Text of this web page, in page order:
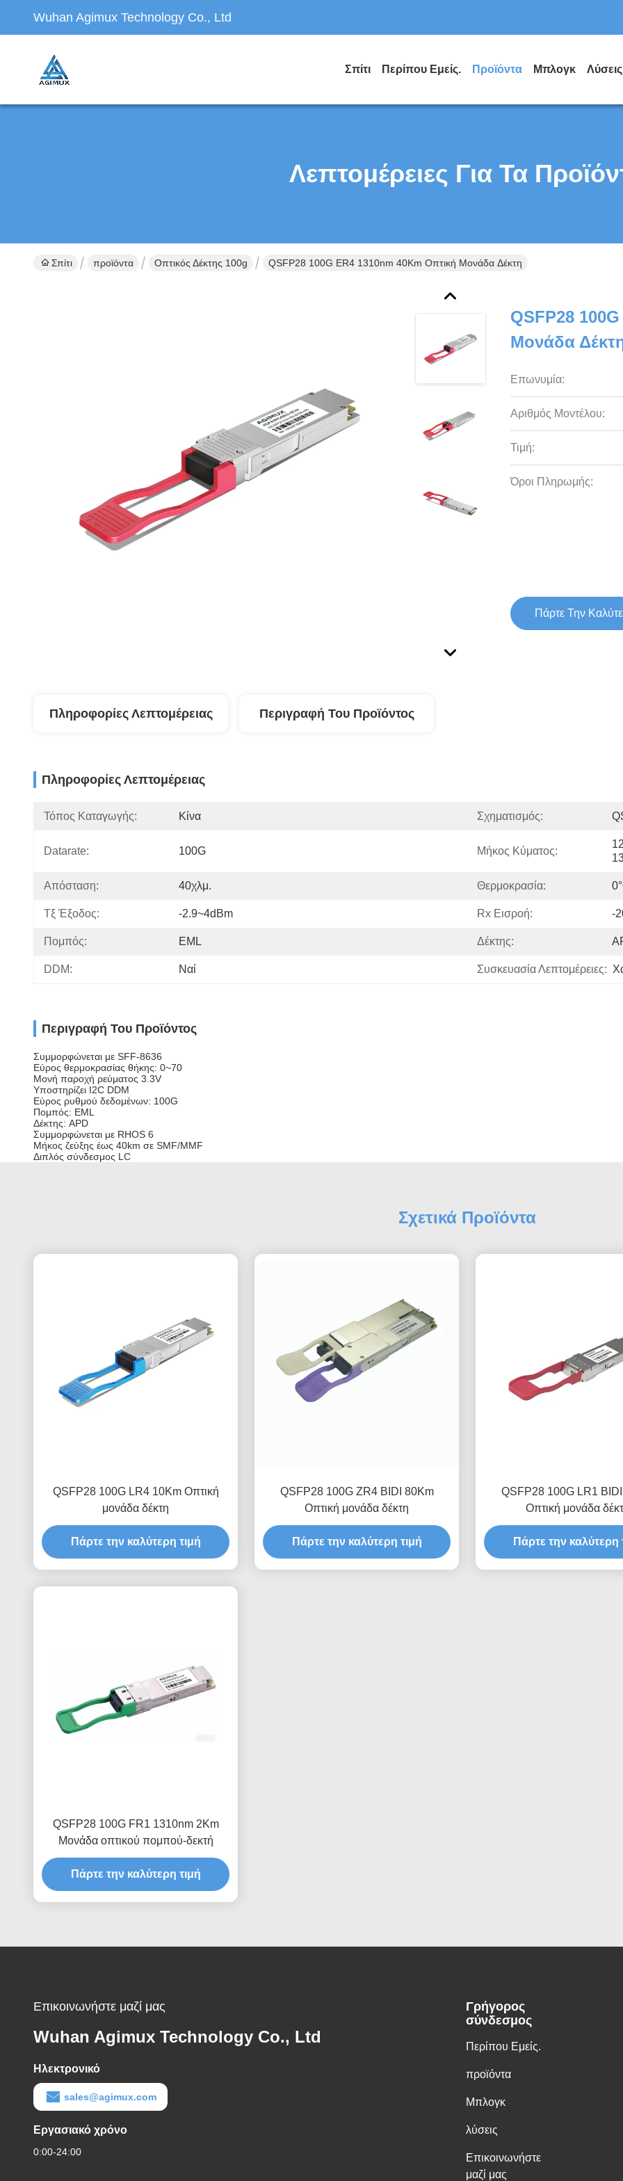
Wuhan Agimux Technology Co., Ltd
Σπίτι Περίπου Εμείς. Προϊόντα Μπλογκ Λύσεις
Λεπτομέρειες Για Τα
Σπίτι προϊόντα Οπτικός Δέκτης 100g QSFP28 100G ER4 1310nm 40Km Οπτική Μονάδα Δέκτη
QSFP28
Μονάδα
Επωνυμία:
Αριθμός Μοντέλου:
Τιμή:
Όροι Πληρωμής:
Πάρτε Την
Πληροφορίες Λεπτομέρειας Περιγραφή Του Προϊόντος
Πληροφορίες Λεπτομέρειας
Τόπος Καταγωγής: Κίνα Σχηματισμός:
Datarate: 100G Μήκος Κύματος:
Απόσταση: 40χλμ. Θερμοκρασία:
Τξ Έξοδος: -2.9~4dBm Rx Εισροή: -
Πομπός: EML Δέκτης:
DDM: Ναί Συσκευασία Λεπτομέρειες:
Περιγραφή Του Προϊόντος
Συμμορφώνεται με SFF-8636
Εύρος θερμοκρασίας θήκης: 0~70
Μονή παροχή ρεύματος 3.3V
Υποστηρίζει I2C DDM
Εύρος ρυθμού δεδομένων: 100G
Πομπός: EML
Δέκτης: APD
Συμμορφώνεται με RHOS 6
Μήκος ζεύξης έως 40km σε SMF/MMF
Διπλός σύνδεσμος LC
Σχετικά Προϊόντα
QSFP28 100G LR4 10Km Οπτική
μονάδα δέκτη
Πάρτε την καλύτερη τιμή
QSFP28 100G ZR4 BIDI 80Km
Οπτική μονάδα δέκτη
Πάρτε την καλύτερη τιμή
QSFP28 100G LR1
Οπτική μονάδα
Πάρτε την καλύτερη
QSFP28 100G FR1 1310nm 2Km
Μονάδα οπτικού πομπού-δεκτή
Πάρτε την καλύτερη τιμή
Επικοινωνήστε μαζί μας
Wuhan Agimux Technology Co., Ltd
Ηλεκτρονικό
sales@agimux.com
Εργασιακό χρόνο
0:00-24:00
Γρήγορος
σύνδεσμος
Περίπου Εμείς.
προϊόντα
Μπλογκ
λύσεις
Επικοινωνήστε
μαζί μας